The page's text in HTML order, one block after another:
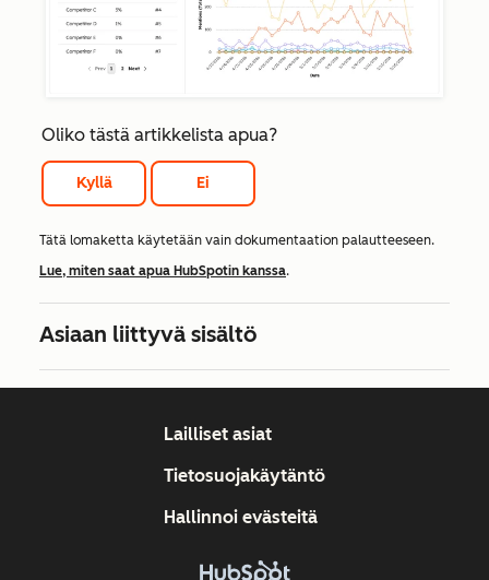
Oliko tästä artikkelista apua?
Kyllä Ei
Tätä lomaketta käytetään vain dokumentaation palautteeseen.
Lue, miten saat apua HubSpotin kanssa.
Asiaan liittyvä sisältö
Lailliset asiat
Tietosuojakäytäntö
Hallinnoi evästeitä